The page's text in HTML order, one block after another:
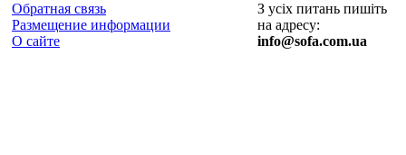
Обратная связь
Размещение информации
О сайте
З усіх питань пишіть
на адресу:
info@sofa.com.ua